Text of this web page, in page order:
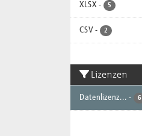
XLSX - 5
CSV - 2
Lizenzen
Datenlizenz... - 6